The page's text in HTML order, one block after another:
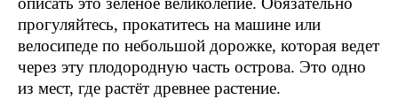
прогуляйтесь, прокатитесь на машине или
велосипеде по небольшой дорожке, которая ведет
через эту плодородную часть острова. Это одно
из мест, где растёт древнее растение.